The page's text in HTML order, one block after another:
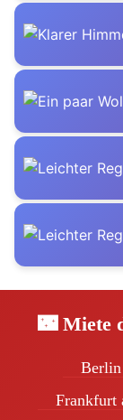
🌃 Miete
Berlin
Frankfurt